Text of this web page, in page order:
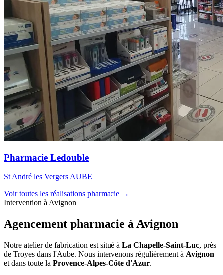
Pharmacie Ledouble
St André les Vergers AUBE
Voir toutes les réalisations pharmacie →
Intervention à Avignon
Agencement pharmacie à Avignon
Notre atelier de fabrication est situé à La Chapelle-Saint-Luc, près
de Troyes dans l'Aube. Nous intervenons régulièrement à Avignon
et dans toute la Provence-Alpes-Côte d'Azur.